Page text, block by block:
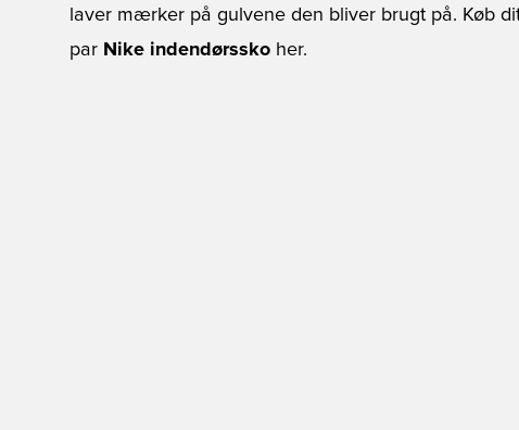
laver mærker på gulvene den bliver brugt på. Køb
par Nike indendørssko her.